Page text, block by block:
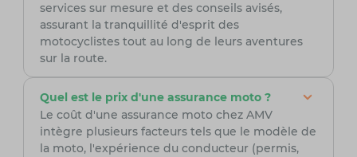
services sur mesure et des conseils avisés,
assurant la tranquillité d'esprit des
motocyclistes tout au long de leurs aventures
sur la route.
Quel est le prix d'une assurance moto ?
Le coût d'une assurance moto chez AMV
intègre plusieurs facteurs tels que le modèle de
la moto, l'expérience du conducteur (permis,